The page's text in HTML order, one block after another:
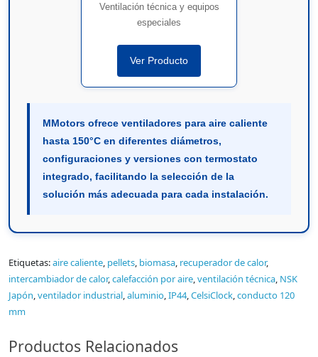
Ventilación técnica y equipos
especiales
Ver Producto
MMotors ofrece ventiladores para aire caliente
hasta 150°C en diferentes diámetros,
configuraciones y versiones con termostato
integrado, facilitando la selección de la
solución más adecuada para cada instalación.
Etiquetas:aire caliente, pellets, biomasa, recuperador de calor,
intercambiador de calor,calefacción por aire,ventilación técnica, NSK
Japón,ventilador industrial,aluminio,IP44,CelsiClock,conducto 120
mm
Productos Relacionados